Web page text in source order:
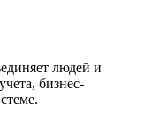
людей и
бизнес-